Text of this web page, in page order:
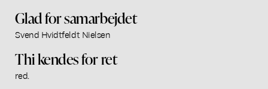
Glad for samarbejdet
Svend Hvidtfeldt Nielsen
Thi kendes for ret
red.